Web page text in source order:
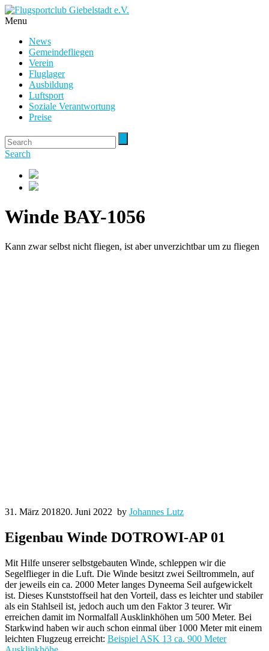
Menu
News
Gemeindefliegen
Verein
Fluglager
Ausbildung
Luftsport
Soziale Verantwortung
Preise
Search
Winde BAY-1056
Kann zwar selbst nicht fliegen, ist aber unverzichtbar um zu fliegen
31. März 201820. Juni 2022 by Johannes Lutz
Eigenbau Winde DOTROWI-AP 01
Mit Hilfe unserer selbstgebauten Winde, schleppen wir die
Segelflieger in die Luft. Die Winde besitzt zwei Seiltrommeln, auf
der jeweils ein ca. 2000 Meter langes Dyneema Seil aufgewickelt
ist. Dieses Kunststoffseil hat den Vorteil, dass es leichter und stabiler
als ein Stahlseil ist, jedoch auch um den Faktor 3 teurer. Wir
erreichen damit im Normalfall Ausklinkhöhen um 500 Meter. Bei
Starkwind haben wir auch schon einmal über 1000 Meter mit einem
leichten Flugzeug erreicht: Beispiel ASK 13 ca. 900 Meter